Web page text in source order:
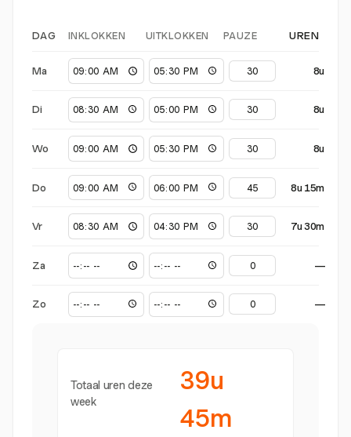
DAG INKLOKKEN UITKLOKKEN PAUZE UREN
Ma 8u
Di 8u
Wo 8u
Do 8u 15m
Vr 7u 30m
Za —
Zo —
Totaal uren deze
week
39u
45m